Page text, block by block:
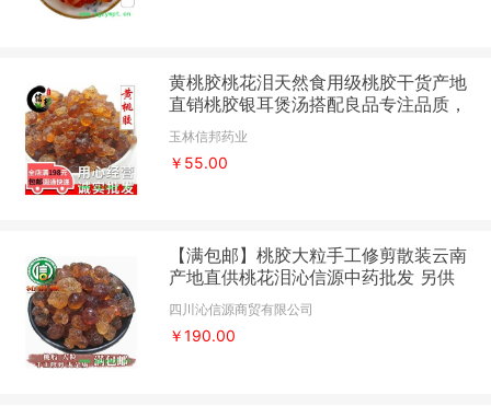
黄桃胶桃花泪天然食用级桃胶干货产地
直销桃胶银耳煲汤搭配良品专注品质，
诚信信邦！
玉林信邦药业
￥55.00
【满包邮】桃胶大粒手工修剪散装云南
产地直供桃花泪沁信源中药批发 另供
雪燕、雪莲子（皂角米）
四川沁信源商贸有限公司
￥190.00